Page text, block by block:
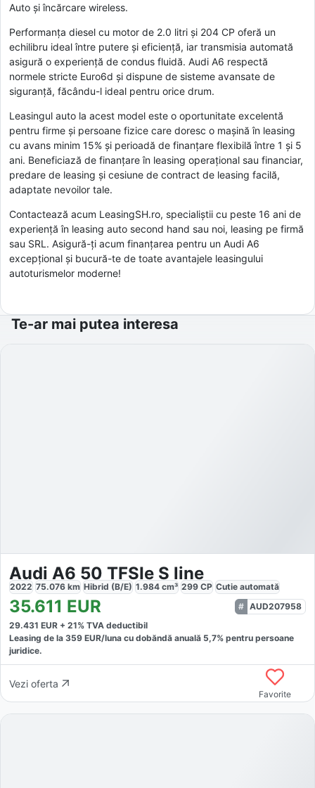
Auto și încărcare wireless.
Performanța diesel cu motor de 2.0 litri și 204 CP oferă un
echilibru ideal între putere și eficiență, iar transmisia automată
asigură o experiență de condus fluidă. Audi A6 respectă
normele stricte Euro6d și dispune de sisteme avansate de
siguranță, făcându-l ideal pentru orice drum.
Leasingul auto la acest model este o oportunitate excelentă
pentru firme și persoane fizice care doresc o mașină în leasing
cu avans minim 15% și perioadă de finanțare flexibilă între 1 și 5
ani. Beneficiază de finanțare în leasing operațional sau financiar,
predare de leasing și cesiune de contract de leasing facilă,
adaptate nevoilor tale.
Contactează acum LeasingSH.ro, specialiștii cu peste 16 ani de
experiență în leasing auto second hand sau noi, leasing pe firmă
sau SRL. Asigură-ți acum finanțarea pentru un Audi A6
excepțional și bucură-te de toate avantajele leasingului
autoturismelor moderne!
Te-ar mai putea interesa
Audi A6 50 TFSIe S line
2022 75.076 km Hibrid (B/E) 1.984 cm³ 299 CP Cutie automată
35.611 EUR
AUD207958
29.431 EUR + 21% TVA deductibil
Leasing de la 359 EUR/luna cu dobăndă anuală 5,7% pentru persoane
juridice.
Vezi oferta
Favorite